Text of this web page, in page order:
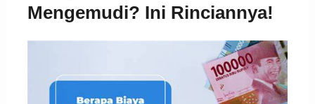
Mengemudi? Ini Rinciannya!